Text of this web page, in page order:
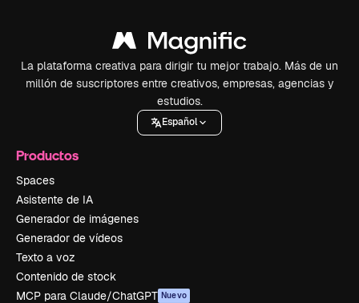
La plataforma creativa para dirigir tu mejor trabajo. Más de un
millón de suscriptores entre creativos, empresas, agencias y
estudios.
Español
Productos
Spaces
Asistente de IA
Generador de imágenes
Generador de vídeos
Texto a voz
Contenido de stock
MCP para Claude/ChatGPT Nuevo